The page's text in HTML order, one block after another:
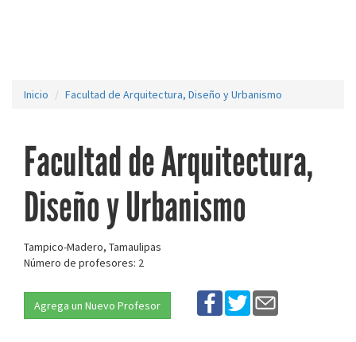
Inicio Facultad de Arquitectura, Diseño y Urbanismo
Facultad de Arquitectura,
Diseño y Urbanismo
Tampico-Madero, Tamaulipas
Número de profesores: 2
Agrega un Nuevo Profesor